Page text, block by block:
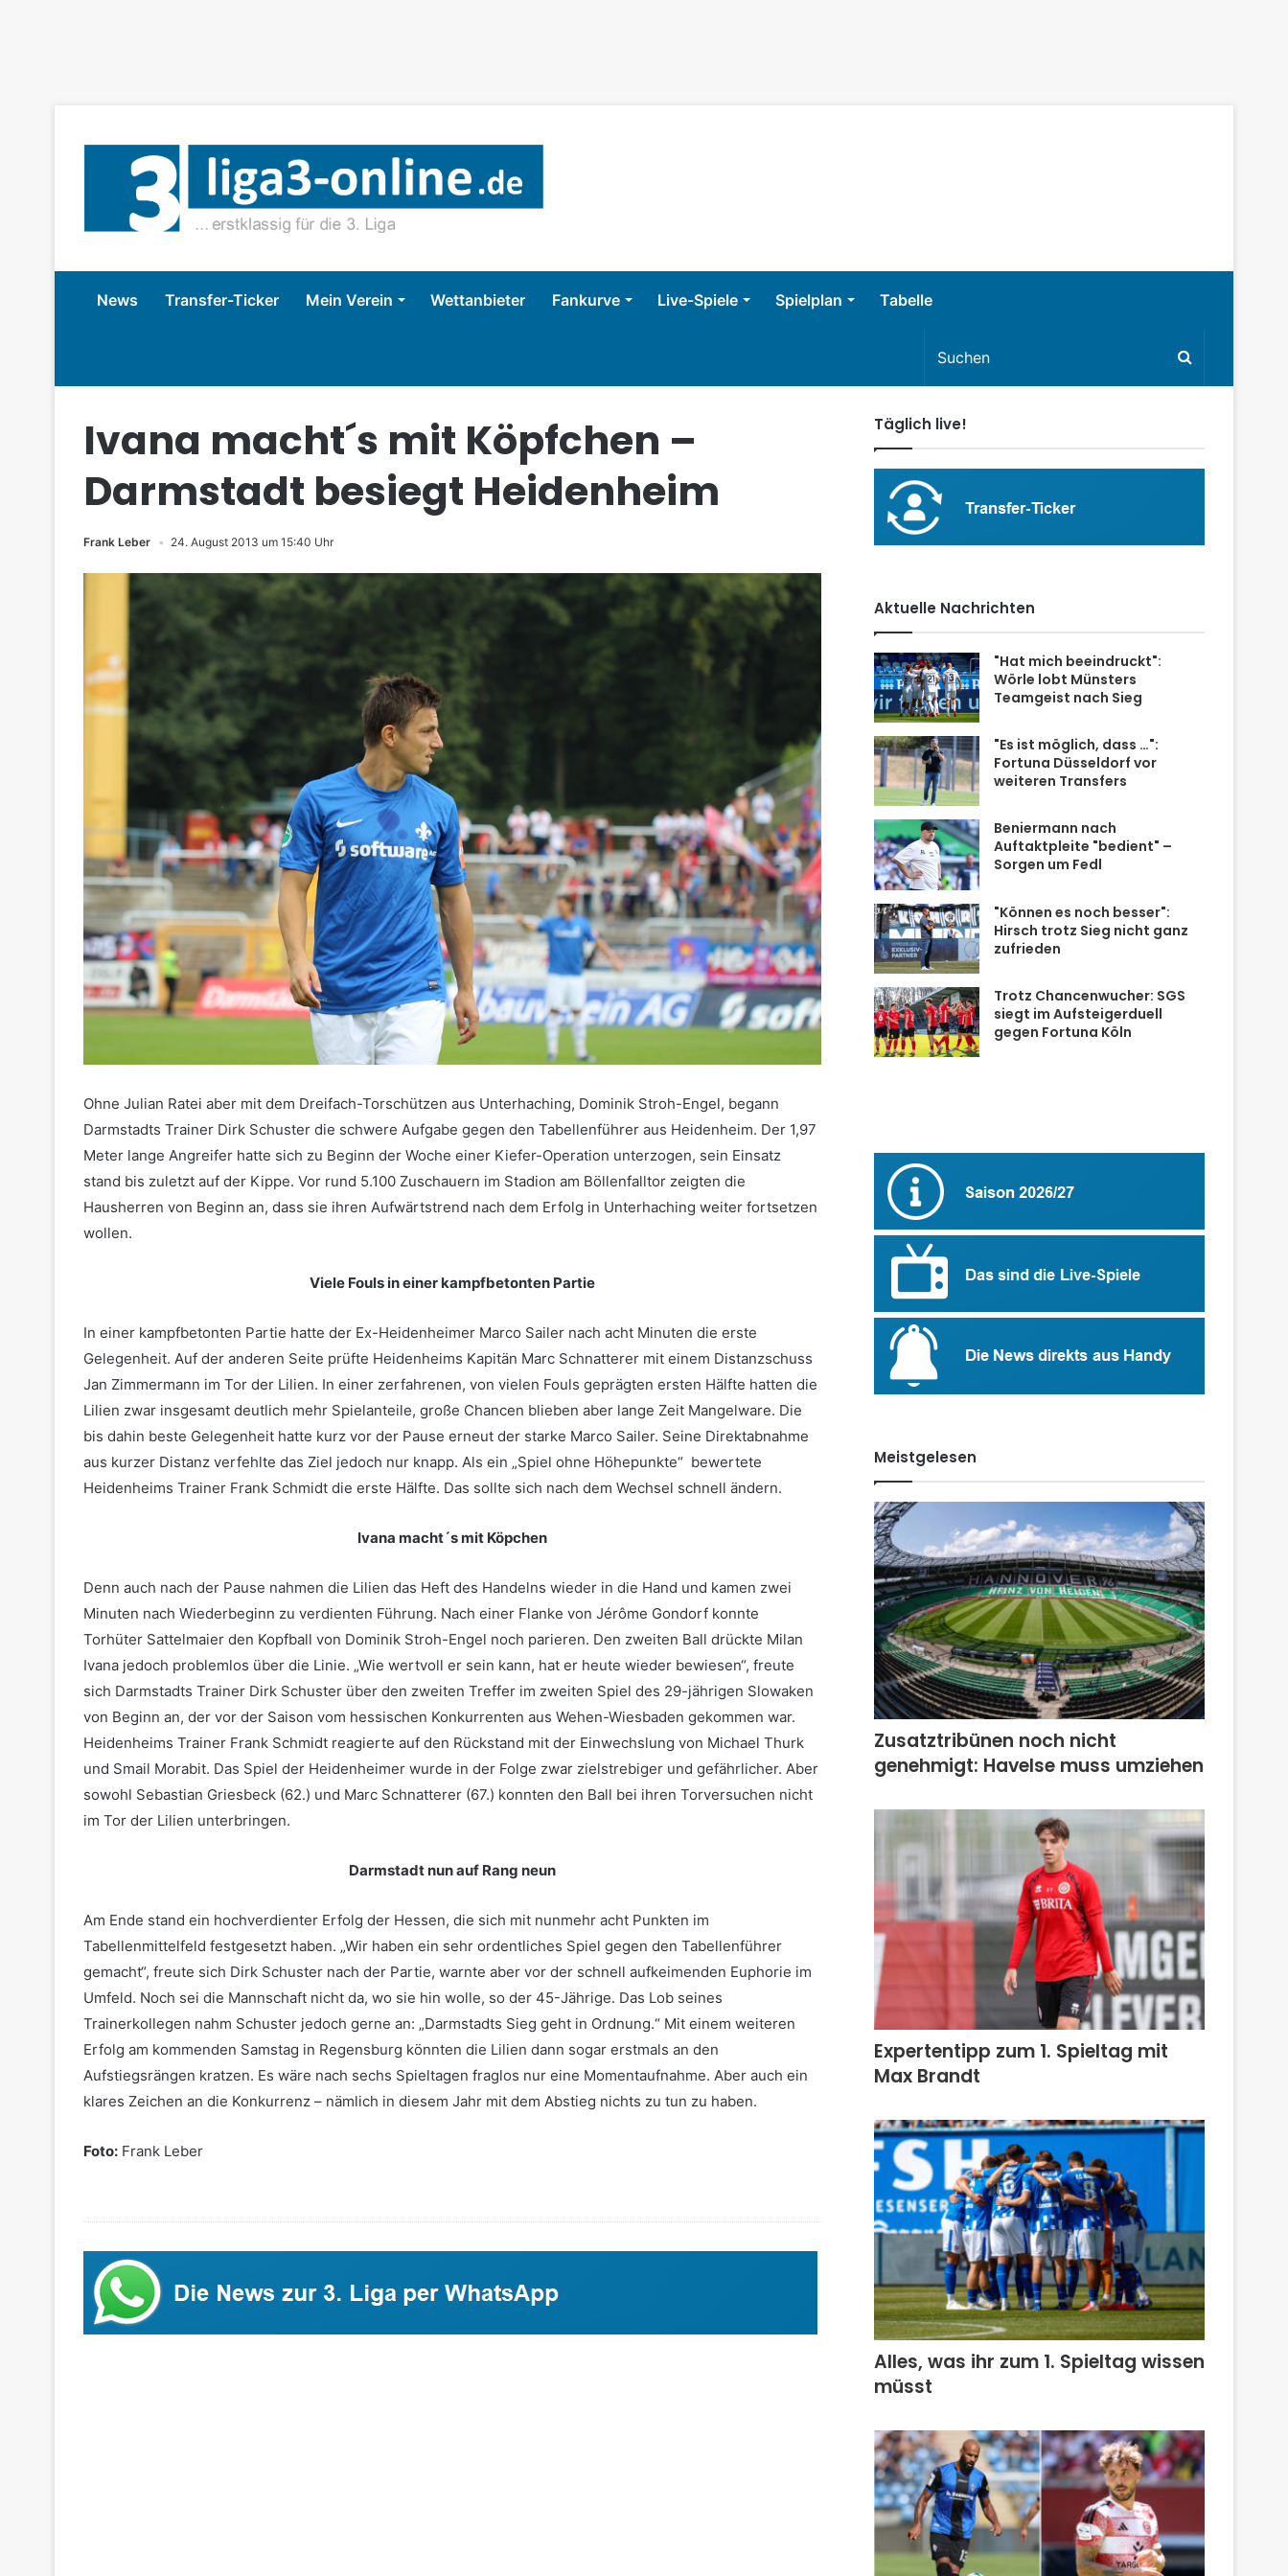
News Transfer-Ticker Mein Verein Wettanbieter Fankurve Live-Spiele Spielplan Tabelle
Ivana macht´s mit Köpfchen –
Darmstadt besiegt Heidenheim
Frank Leber 24. August 2013 um 15:40 Uhr
Ohne Julian Ratei aber mit dem Dreifach-Torschützen aus Unterhaching, Dominik Stroh-Engel, begann
Darmstadts Trainer Dirk Schuster die schwere Aufgabe gegen den Tabellenführer aus Heidenheim. Der 1,97
Meter lange Angreifer hatte sich zu Beginn der Woche einer Kiefer-Operation unterzogen, sein Einsatz
stand bis zuletzt auf der Kippe. Vor rund 5.100 Zuschauern im Stadion am Böllenfalltor zeigten die
Hausherren von Beginn an, dass sie ihren Aufwärtstrend nach dem Erfolg in Unterhaching weiter fortsetzen
wollen.
Viele Fouls in einer kampfbetonten Partie
In einer kampfbetonten Partie hatte der Ex-Heidenheimer Marco Sailer nach acht Minuten die erste
Gelegenheit. Auf der anderen Seite prüfte Heidenheims Kapitän Marc Schnatterer mit einem Distanzschuss
Jan Zimmermann im Tor der Lilien. In einer zerfahrenen, von vielen Fouls geprägten ersten Hälfte hatten die
Lilien zwar insgesamt deutlich mehr Spielanteile, große Chancen blieben aber lange Zeit Mangelware. Die
bis dahin beste Gelegenheit hatte kurz vor der Pause erneut der starke Marco Sailer. Seine Direktabnahme
aus kurzer Distanz verfehlte das Ziel jedoch nur knapp. Als ein „Spiel ohne Höhepunkte“ bewertete
Heidenheims Trainer Frank Schmidt die erste Hälfte. Das sollte sich nach dem Wechsel schnell ändern.
Ivana macht´s mit Köpchen
Denn auch nach der Pause nahmen die Lilien das Heft des Handelns wieder in die Hand und kamen zwei
Minuten nach Wiederbeginn zu verdienten Führung. Nach einer Flanke von Jérôme Gondorf konnte
Torhüter Sattelmaier den Kopfball von Dominik Stroh-Engel noch parieren. Den zweiten Ball drückte Milan
Ivana jedoch problemlos über die Linie. „Wie wertvoll er sein kann, hat er heute wieder bewiesen“, freute
sich Darmstadts Trainer Dirk Schuster über den zweiten Treffer im zweiten Spiel des 29-jährigen Slowaken
von Beginn an, der vor der Saison vom hessischen Konkurrenten aus Wehen-Wiesbaden gekommen war.
Heidenheims Trainer Frank Schmidt reagierte auf den Rückstand mit der Einwechslung von Michael Thurk
und Smail Morabit. Das Spiel der Heidenheimer wurde in der Folge zwar zielstrebiger und gefährlicher. Aber
sowohl Sebastian Griesbeck (62.) und Marc Schnatterer (67.) konnten den Ball bei ihren Torversuchen nicht
im Tor der Lilien unterbringen.
Darmstadt nun auf Rang neun
Am Ende stand ein hochverdienter Erfolg der Hessen, die sich mit nunmehr acht Punkten im
Tabellenmittelfeld festgesetzt haben. „Wir haben ein sehr ordentliches Spiel gegen den Tabellenführer
gemacht“, freute sich Dirk Schuster nach der Partie, warnte aber vor der schnell aufkeimenden Euphorie im
Umfeld. Noch sei die Mannschaft nicht da, wo sie hin wolle, so der 45-Jährige. Das Lob seines
Trainerkollegen nahm Schuster jedoch gerne an: „Darmstadts Sieg geht in Ordnung.“ Mit einem weiteren
Erfolg am kommenden Samstag in Regensburg könnten die Lilien dann sogar erstmals an den
Aufstiegsrängen kratzen. Es wäre nach sechs Spieltagen fraglos nur eine Momentaufnahme. Aber auch ein
klares Zeichen an die Konkurrenz – nämlich in diesem Jahr mit dem Abstieg nichts zu tun zu haben.
Foto: Frank Leber
Täglich live!
Aktuelle Nachrichten
"Hat mich beeindruckt":
Wörle lobt Münsters
Teamgeist nach Sieg
"Es ist möglich, dass …":
Fortuna Düsseldorf vor
weiteren Transfers
Beniermann nach
Auftaktpleite "bedient" –
Sorgen um Fedl
"Können es noch besser":
Hirsch trotz Sieg nicht ganz
zufrieden
Trotz Chancenwucher: SGS
siegt im Aufsteigerduell
gegen Fortuna Köln
Meistgelesen
Zusatztribünen noch nicht
genehmigt: Havelse muss umziehen
Expertentipp zum 1. Spieltag mit
Max Brandt
Alles, was ihr zum 1. Spieltag wissen
müsst